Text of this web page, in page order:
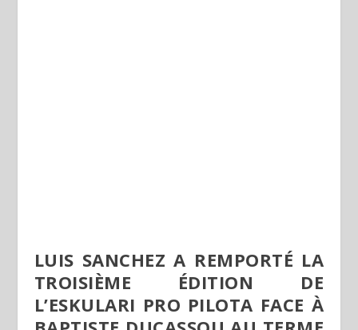
LUIS SANCHEZ A REMPORTÉ LA
TROISIÈME ÉDITION DE
L’ESKULARI PRO PILOTA FACE À